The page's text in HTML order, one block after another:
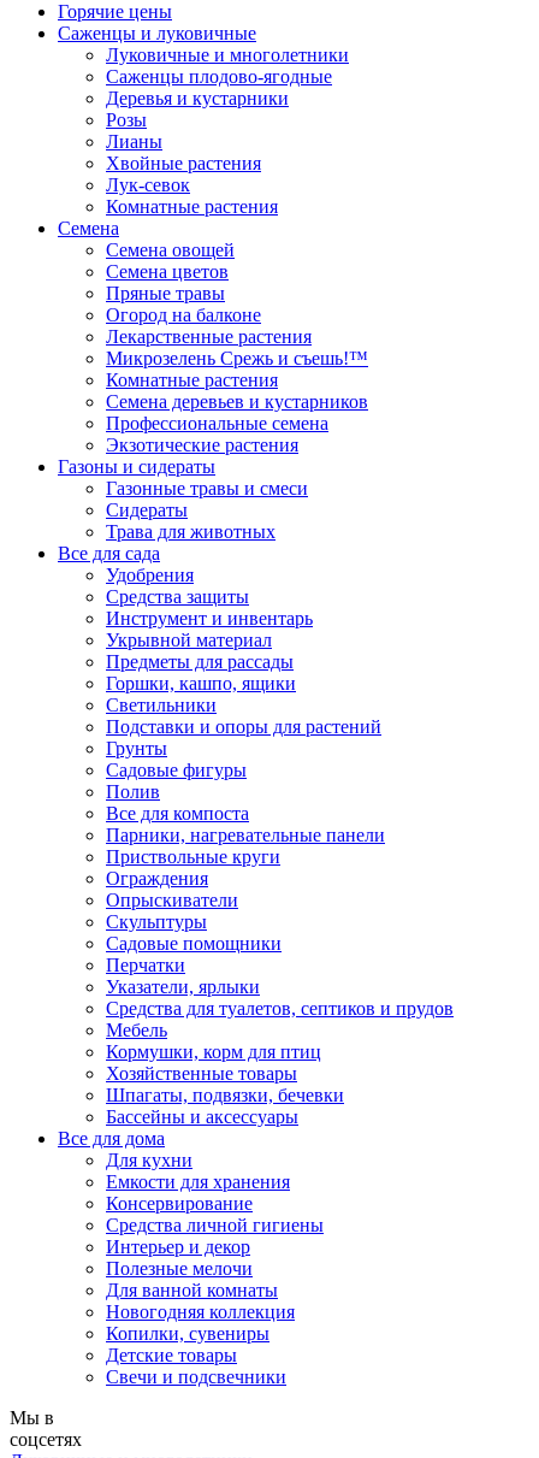
Горячие цены
Саженцы и луковичные
Луковичные и многолетники
Саженцы плодово-ягодные
Деревья и кустарники
Розы
Лианы
Хвойные растения
Лук-севок
Комнатные растения
Семена
Семена овощей
Семена цветов
Пряные травы
Огород на балконе
Лекарственные растения
Микрозелень Срежь и съешь!™
Комнатные растения
Семена деревьев и кустарников
Профессиональные семена
Экзотические растения
Газоны и сидераты
Газонные травы и смеси
Сидераты
Трава для животных
Все для сада
Удобрения
Средства защиты
Инструмент и инвентарь
Укрывной материал
Предметы для рассады
Горшки, кашпо, ящики
Светильники
Подставки и опоры для растений
Грунты
Садовые фигуры
Полив
Все для компоста
Парники, нагревательные панели
Приствольные круги
Ограждения
Опрыскиватели
Скульптуры
Садовые помощники
Перчатки
Указатели, ярлыки
Средства для туалетов, септиков и прудов
Мебель
Кормушки, корм для птиц
Хозяйственные товары
Шпагаты, подвязки, бечевки
Бассейны и аксессуары
Все для дома
Для кухни
Емкости для хранения
Консервирование
Средства личной гигиены
Интерьер и декор
Полезные мелочи
Для ванной комнаты
Новогодняя коллекция
Копилки, сувениры
Детские товары
Свечи и подсвечники
Мы в
соцсетях